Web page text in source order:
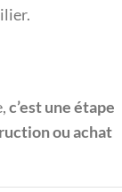
c’est une étape
ou achat